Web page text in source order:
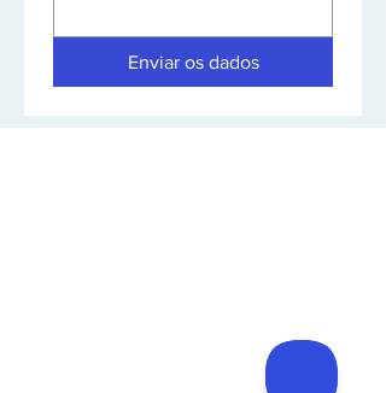
Enviar os dados